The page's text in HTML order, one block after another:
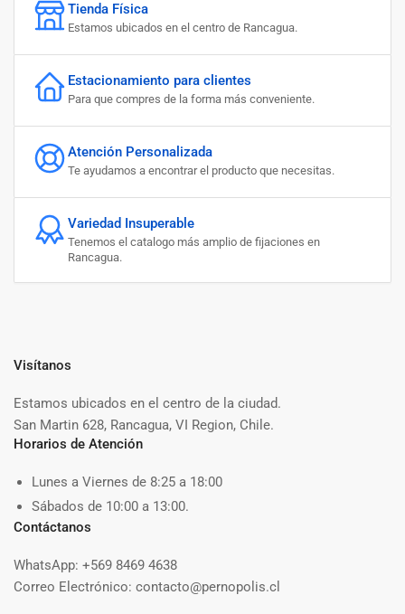
Tienda Física
Estamos ubicados en el centro de Rancagua.
Estacionamiento para clientes
Para que compres de la forma más conveniente.
Atención Personalizada
Te ayudamos a encontrar el producto que necesitas.
Variedad Insuperable
Tenemos el catalogo más amplio de fijaciones en
Rancagua.
Visítanos
Estamos ubicados en el centro de la ciudad.
San Martin 628, Rancagua, VI Region, Chile.
Horarios de Atención
Lunes a Viernes de 8:25 a 18:00
Sábados de 10:00 a 13:00.
Contáctanos
WhatsApp: +569 8469 4638
Correo Electrónico: contacto@pernopolis.cl